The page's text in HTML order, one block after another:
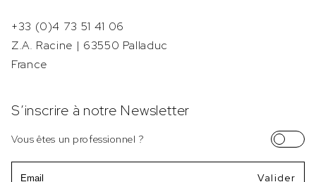
+33 (0)4 73 51 41 06
Z.A. Racine | 63550 Palladuc
France
S’inscrire à notre Newsletter
Vous êtes un professionnel ?
Email